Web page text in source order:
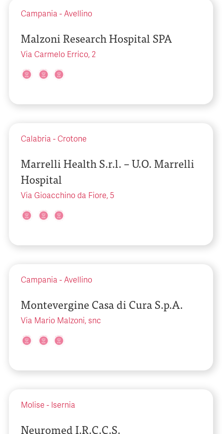
Campania - Avellino
Malzoni Research Hospital SPA
Via Carmelo Errico, 2
Calabria - Crotone
Marrelli Health S.r.l. – U.O. Marrelli
Hospital
Via Gioacchino da Fiore, 5
Campania - Avellino
Montevergine Casa di Cura S.p.A.
Via Mario Malzoni, snc
Molise - Isernia
Neuromed I.R.C.C.S.